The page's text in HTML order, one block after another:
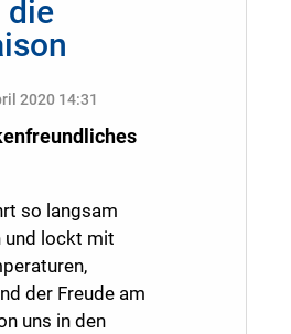
die
2020 14:31
so langsam
und lockt mit
der Freude am
uns in den